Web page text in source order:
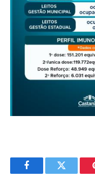
FacebookTwitter